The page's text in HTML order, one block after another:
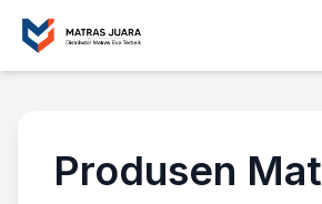
Produsen